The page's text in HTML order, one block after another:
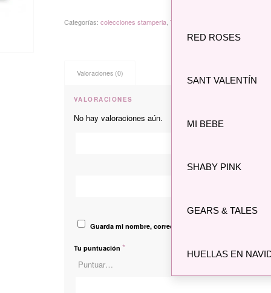
RED ROSES
SANT VALENTÍN
MI BEBE
SHABY PINK
GEARS & TALES
HUELLAS EN
Categorías: colecciones stamperia, Tienda
Valoraciones (0)
VALORACIONES
No hay valoraciones aún.
Guarda mi nombre, correo electrónico y web en este
Tu puntuación *